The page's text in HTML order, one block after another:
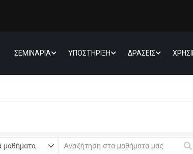
ΣΕΜΙΝΑΡΙΑ ΥΠΟΣΤΗΡΙΞΗ ΔΡΑΣΕΙΣ